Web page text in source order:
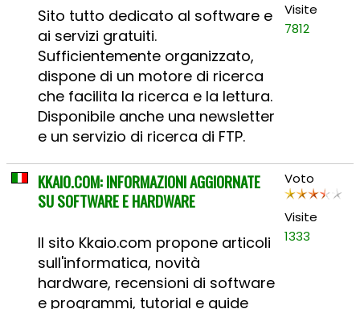
Sito tutto dedicato al software e
ai servizi gratuiti.
Sufficientemente organizzato,
dispone di un motore di ricerca
che facilita la ricerca e la lettura.
Disponibile anche una newsletter
e un servizio di ricerca di FTP.
Visite
7812
KKAIO.COM: INFORMAZIONI AGGIORNATE
SU SOFTWARE E HARDWARE
Il sito Kkaio.com propone articoli
sull'informatica, novità
hardware, recensioni di software
e programmi, tutorial e guide
Voto
Visite
1333